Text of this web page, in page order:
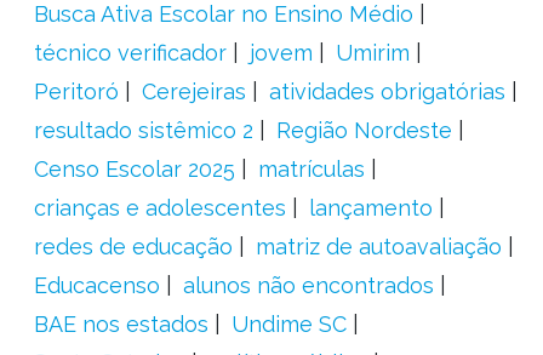
Busca Ativa Escolar no Ensino Médio
técnico verificador
jovem
Umirim
Peritoró
Cerejeiras
atividades obrigatórias
resultado sistêmico 2
Região Nordeste
Censo Escolar 2025
matrículas
crianças e adolescentes
lançamento
redes de educação
matriz de autoavaliação
Educacenso
alunos não encontrados
BAE nos estados
Undime SC